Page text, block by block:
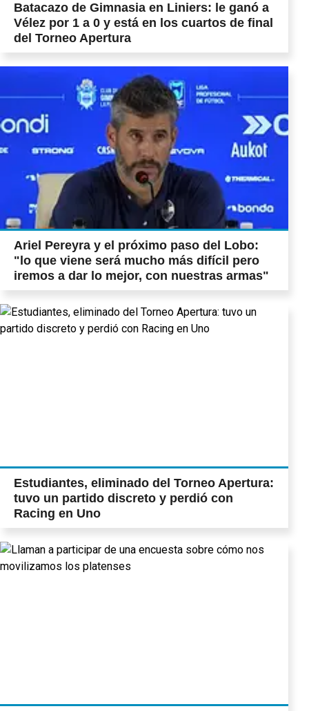
Batacazo de Gimnasia en Liniers: le ganó a
Vélez por 1 a 0 y está en los cuartos de final
del Torneo Apertura
Ariel Pereyra y el próximo paso del Lobo:
"lo que viene será mucho más difícil pero
iremos a dar lo mejor, con nuestras armas"
Estudiantes, eliminado del Torneo Apertura:
tuvo un partido discreto y perdió con
Racing en Uno